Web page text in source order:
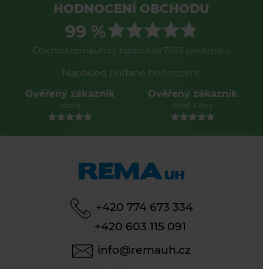
HODNOCENÍ OBCHODU
99 %
Obchod remauh.cz hodnotilo 7563 zákazníků
Naposled přidané hodnocení:
Ověřený zákazník
Včera
Ověřený zákazník
Před 2 dny
+420 774 673 334
+420 603 115 091
info@remauh.cz